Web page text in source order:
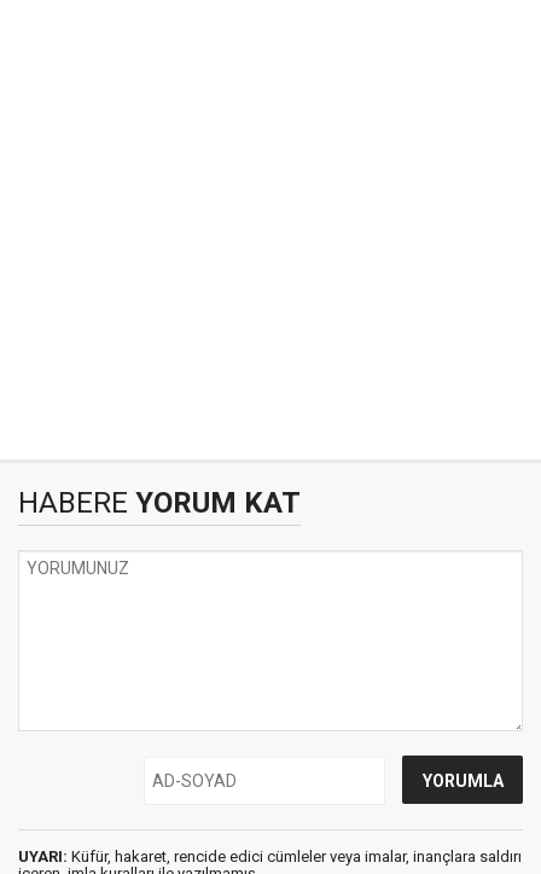
HABERE YORUM KAT
UYARI: Küfür, hakaret, rencide edici cümleler veya imalar, inançlara saldırı